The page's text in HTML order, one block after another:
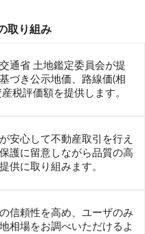
取り組み
通省 土地鑑定委員会が提
づき公示地価、路線価(相
税評価額を提供します。
安心して不動産取引を行え
護に留意しながら品質の高
供に取り組みます。
信頼性を高め、ユーザのみ
相場をお調べいただけるよ